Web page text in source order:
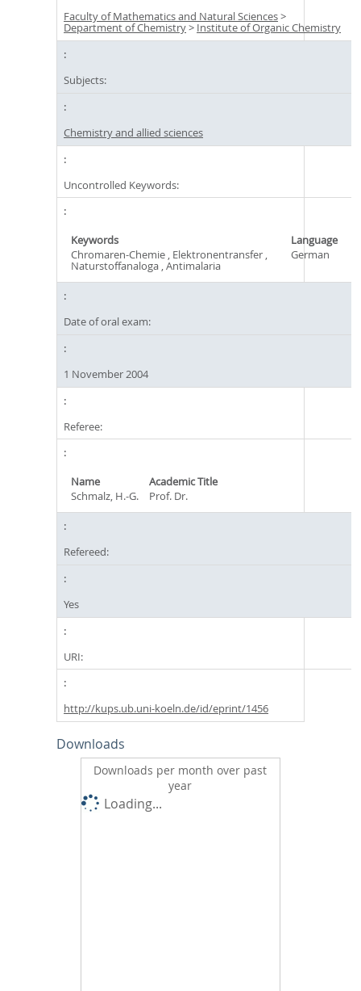
Faculty of Mathematics and Natural Sciences>
Department of Chemistry> Institute of Organic Chemistry
Subjects:
Chemistry and allied sciences
Uncontrolled Keywords:
Keywords
Language
Chromaren-Chemie , Elektronentransfer ,
Naturstoffanaloga , Antimalaria
German
Date of oral exam:
1 November 2004
Referee:
Name
Academic Title
Schmalz, H.-G.
Prof. Dr.
Refereed:
Yes
URI:
http://kups.ub.uni-koeln.de/id/eprint/1456
Downloads
Downloads per month over past
year
Loading...